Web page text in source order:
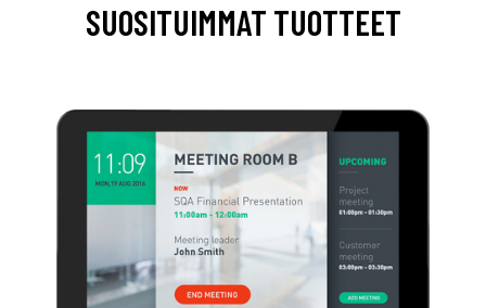
SUOSITUIMMAT TUOTTEET